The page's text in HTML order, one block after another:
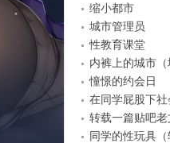
缩小都市
城市管理员
性教育课堂
内裤上的城市
憧憬的约会日
在同学屁股下
转载一篇贴吧老
同学的性玩具